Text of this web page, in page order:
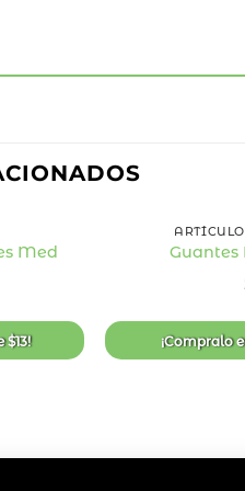
de
deseos
Med
$13! ¡Compralo